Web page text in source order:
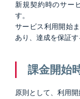
新規契約時のサー
す。
サービス利用開始
あり、達成を保証す
課金開始
原則として、利用開